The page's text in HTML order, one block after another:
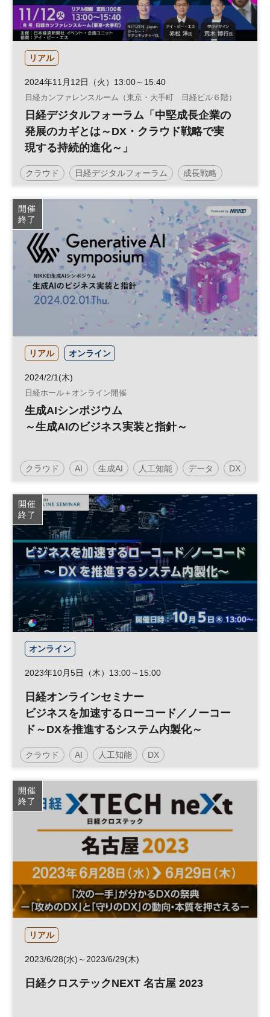
リアル
2024年11月12日（火）13:00～15:40
日経カンファレンスルーム（東京・大手町 日経ビル６階）
日経デジタルフォーラム「中堅成長企業の
発展のカギとは～DX・クラウド戦略で実
現する持続的進化～」
クラウド 日経デジタルフォーラム 成長戦略
経営戦略 中堅・中小企業 DX
参加無料
開催
終了
リアル オンライン
2024/2/1(木)
日経ホール＋オンライン開催
生成AIシンポジウム
～生成AIのビジネス実装と指針～
クラウド AI 生成AI 人工知能 データ DX
開催
終了
オンライン
2023年10月5日（木）13:00～15:00
日経オンラインセミナー
ビジネスを加速するローコード／ノーコー
ド～DXを推進するシステム内製化～
クラウド AI 人工知能 DX
日経オンラインセミナー
開催
終了
リアル
2023/6/28(水)～2023/6/29(木)
日経クロステックNEXT 名古屋 2023